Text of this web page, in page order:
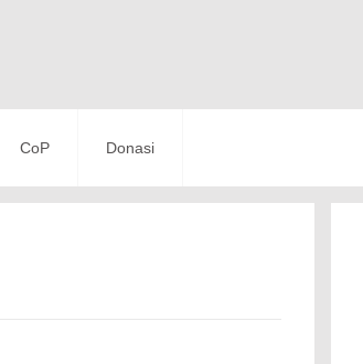
CoP Donasi